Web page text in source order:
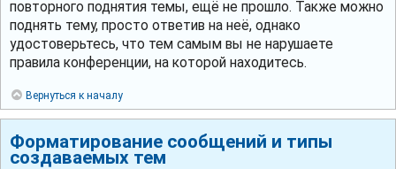
повторного поднятия темы, ещё не прошло. Также можно
поднять тему, просто ответив на неё, однако
удостоверьтесь, что тем самым вы не нарушаете
правила конференции, на которой находитесь.
Вернуться к началу
Форматирование сообщений и типы
создаваемых тем